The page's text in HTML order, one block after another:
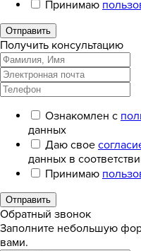
Принимаю
Отправить
Получить консультацию
Ознакомлен с
данных
Даю свое
данных в
Принимаю
Отправить
Обратный звонок
Заполните небольшую
вами.